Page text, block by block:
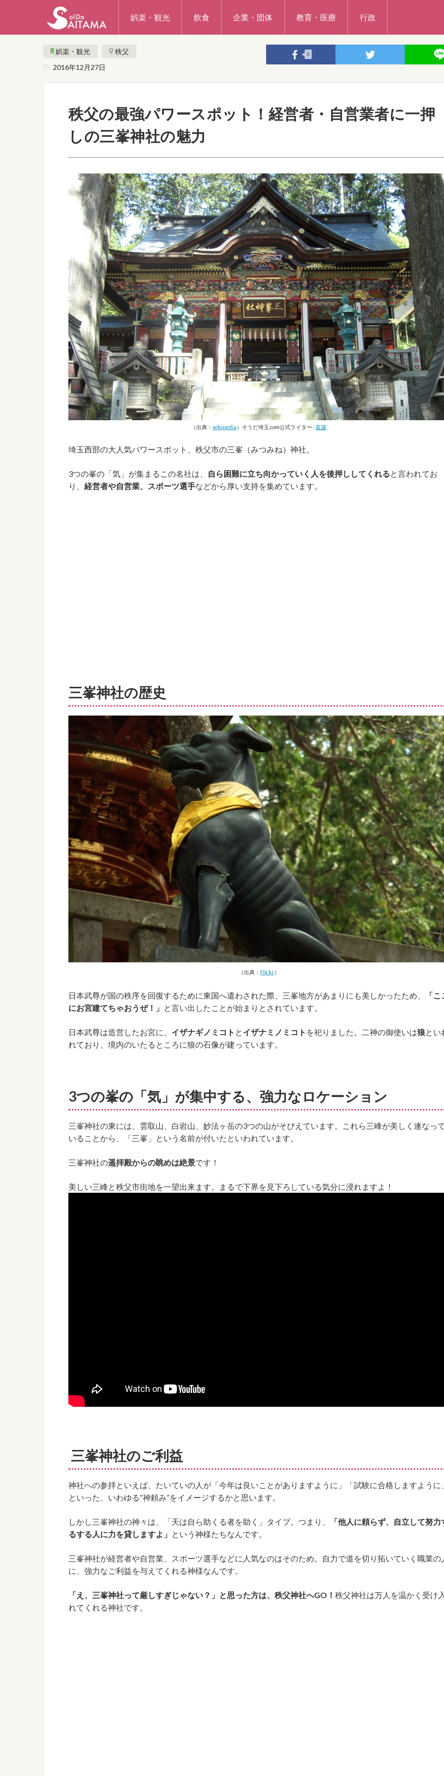
娯楽・観光 飲食 企業・団体 教育・医療 行政
娯楽・観光
秩父
2016年12月27日
0
秩父の最強パワースポット！経営者・自営業者に一押
しの三峯神社の魅力
（出典： wikipedia ）そうだ埼玉.com公式ライター : 富築
埼玉西部の大人気パワースポット、秩父市の三峯（みつみね）神社。
3つの峯の「気」が集まるこの名社は、 自ら困難に立ち向かっていく人を後押ししてくれると言われてお
り、 経営者や自営業、スポーツ選手などから厚い支持を集めています。
三峯神社の歴史
（出典： Flickr）
日本武尊が国の秩序を回復するために東国へ遣わされた際、三峯地方があまりにも美しかったため、
「
にお宮建てちゃおうぜ！」 と言い出したことが始まりとされています。
日本武尊は造営したお宮に、 イザナギノミコト と イザナミノミコト を祀りました。二神の御使いは狼とい
れており、境内のいたるところに狼の石像が建っています。
3つの峯の「気」が集中する、強力なロケーション
三峯神社の東には、雲取山、白岩山、妙法ヶ岳の3つの山がそびえています。これら三峰が美しく連なっ
いることから、「三峯」という名前が付いたといわれています。
三峯神社の遥拝殿からの眺めは絶景です！
美しい三峰と秩父市街地を一望出来ます。まるで下界を見下ろしている気分に浸れますよ！
三峯神社のご利益
神社への参拝といえば、たいていの人が「今年は良いことがありますように」「試験に合格しますように
といった、いわゆる“神頼み”をイメージするかと思います。
しかし三峯神社の神々は、「天は自ら助くる者を助く」タイプ。つまり、
「他人に頼らず、自立して努力
るする人に力を貸しますよ」 という神様たちなんです。
三峯神社が経営者や自営業、スポーツ選手などに人気なのはそのため。自力で道を切り拓いていく職業の
に、強力なご利益を与えてくれる神様なんです。
「え、三峯神社って厳しすぎじゃない？」と思った方は、秩父神社へGO！ 秩父神社は万人を温かく受け
れてくれる神社です。